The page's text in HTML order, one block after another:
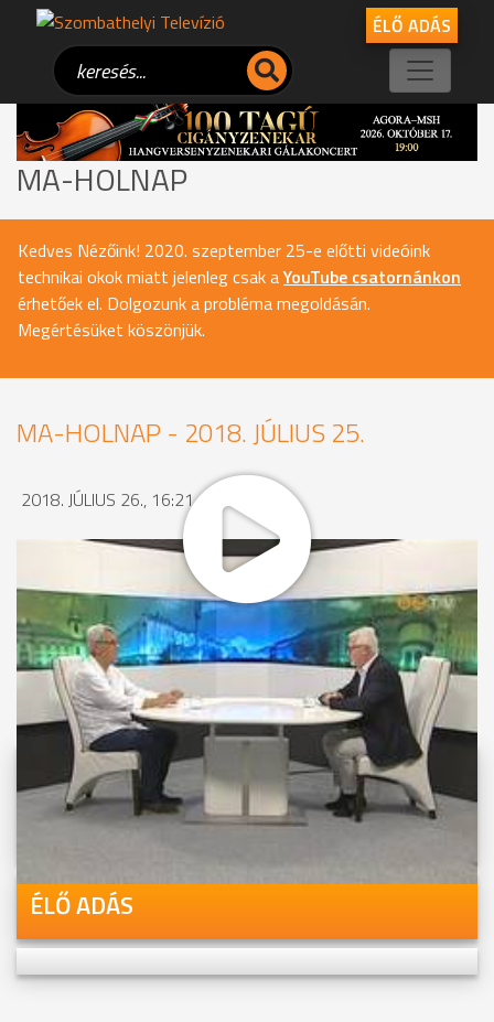
ÉLŐ ADÁS
MA-HOLNAP
Kedves Nézőink! 2020. szeptember 25-e előtti videóink
technikai okok miatt jelenleg csak aYouTube csatornánkon
érhetőek el. Dolgozunk a probléma megoldásán.
Megértésüket köszönjük.
MA-HOLNAP - 2018. JÚLIUS 25.
2018. JÚLIUS 26., 16:21
MEGOSZTÁS
Videóink megtekinthetőek
Youtube-csatornánkon is!
ÉLŐ ADÁS